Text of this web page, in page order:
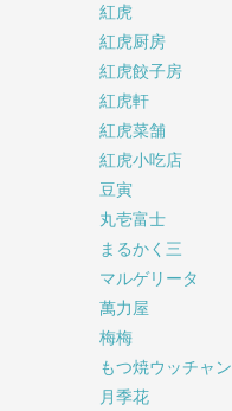
紅虎
紅虎厨房
紅虎餃子房
紅虎軒
紅虎菜舗
紅虎小吃店
豆寅
丸壱富士
まるかく三
マルゲリータ
萬力屋
梅梅
もつ焼ウッチャン
月季花